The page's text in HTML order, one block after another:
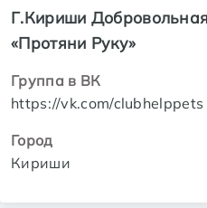
Г.Кириши
«Протяни Руку»
Группа в ВК
https://vk.com/clubhelppets
Город
Кириши